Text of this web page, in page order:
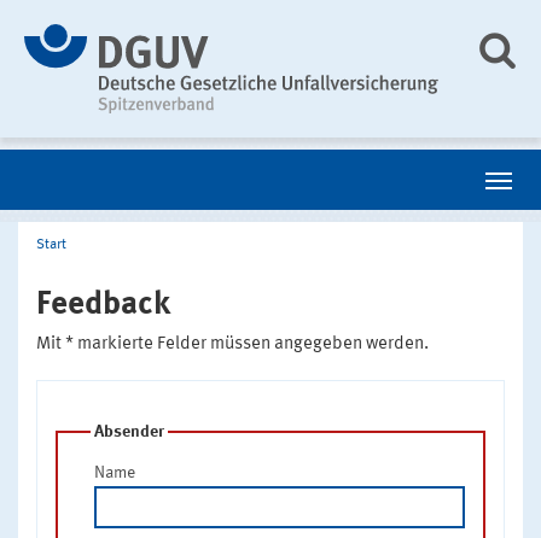
Start
Feedback
Mit * markierte Felder müssen angegeben werden.
Absender
Name